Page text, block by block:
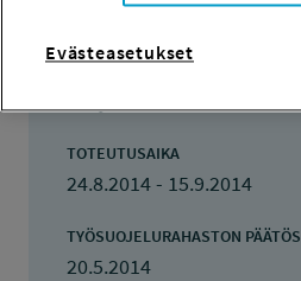
Maija-Leena Merivirta
TOTEUTUSAIKA
24.8.2014 - 15.9.2014
TYÖSUOJELURAHASTON PÄÄTÖS
20.5.2014
Evästeasetukset